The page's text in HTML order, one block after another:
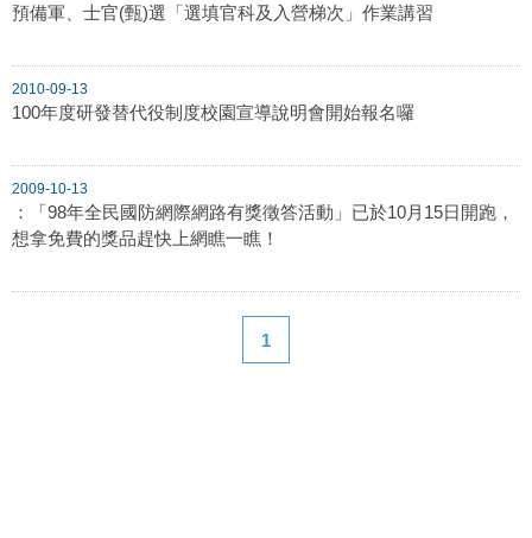
預備軍、士官(甄)選「選填官科及入營梯次」作業講習
2010-09-13
100年度研發替代役制度校園宣導說明會開始報名囉
2009-10-13
：「98年全民國防網際網路有獎徵答活動」已於10月15日開跑，
想拿免費的獎品趕快上網瞧一瞧！
1